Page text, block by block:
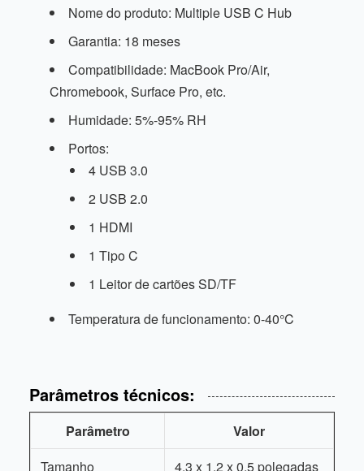
Nome do produto: Multiple USB C Hub
Garantia: 18 meses
Compatibilidade: MacBook Pro/Air,
Chromebook, Surface Pro, etc.
Humidade: 5%-95% RH
Portos:
4 USB 3.0
2 USB 2.0
1 HDMI
1 Tipo C
1 Leitor de cartões SD/TF
Temperatura de funcionamento: 0-40°C
Parâmetros técnicos:
Parâmetro
Valor
Tamanho
4.3 x 1.2 x 0.5 polegadas